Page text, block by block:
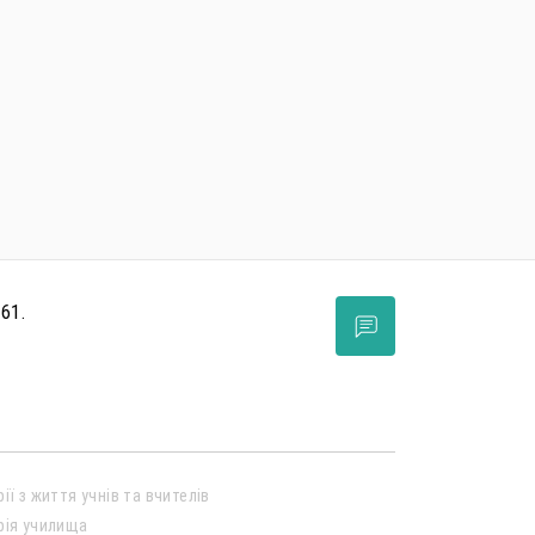
з життя учнів та вчителів
училища